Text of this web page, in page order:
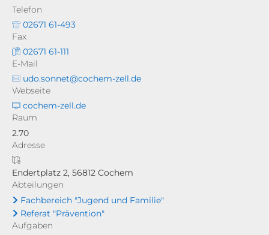
Telefon
02671 61-493
Fax
02671 61-111
E-Mail
udo.sonnet@cochem-zell.de
Webseite
cochem-zell.de
Raum
2.70
Adresse
Endertplatz 2, 56812 Cochem
Abteilungen
Fachbereich "Jugend und Familie"
Referat "Prävention"
Aufgaben